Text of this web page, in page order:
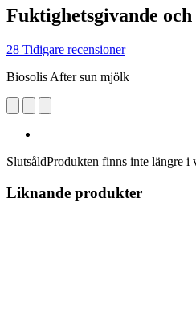
Fuktighetsgivande
28 Tidigare recensioner
Biosolis After sun mjölk
SlutsåldProdukten finns inte längre i
Liknande produkter